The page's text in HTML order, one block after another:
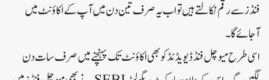
فنڈز سے رقم نکالتے ہیں تو اب یہ صرف تین دن میں آپ کے اکاؤنٹ میں
آجائے گا۔
اسی طرح میوچل فنڈ ڈیویڈنڈ کو بھی اکاؤنٹ تک پہنچنے میں صرف سات دن